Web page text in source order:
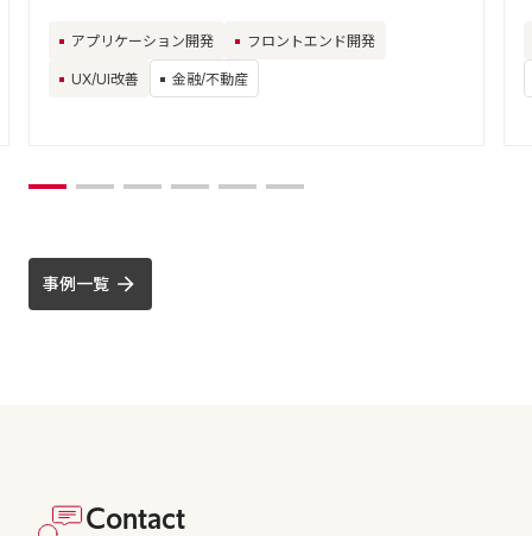
アプリケーション開発 フロントエンド開発
UX/UI改善 金融/不動産
事例一覧
Contact